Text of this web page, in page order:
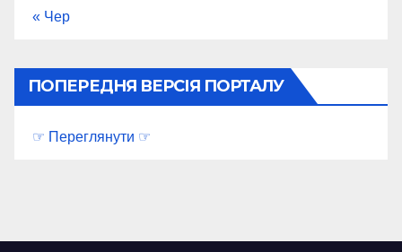
« Чер
ПОПЕРЕДНЯ ВЕРСІЯ ПОРТАЛУ
☞ Переглянути ☞